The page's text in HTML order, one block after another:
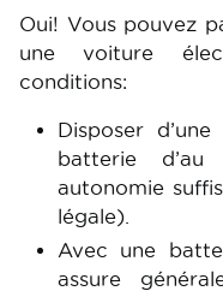
Oui! Vous pouvez
une voiture
conditions:
Disposer
batterie
autonomie
légale).
Avec une
assure